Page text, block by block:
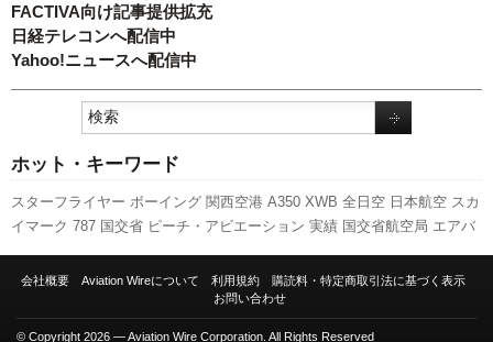
FACTIVA向け記事提供拡充
日経テレコンへ配信中
Yahoo!ニュースへ配信中
ホット・キーワード
スターフライヤー ボーイング 関西空港 A350 XWB 全日空 日本航空 スカ
イマーク 787 国交省 ピーチ・アビエーション 実績 国交省航空局 エアバ
線 ANAホールディングス 航空貨物 福岡空港 新型コロナウイルス 777 訪
先週の注目記事 新千歳空港
ャンペーン
会社概要 Aviation Wireについて 利用規約
購読料・特定商取引法に基づく表示
お問い合わせ
© Copyright 2026 — Aviation Wire Corporation. All Rights Reserved